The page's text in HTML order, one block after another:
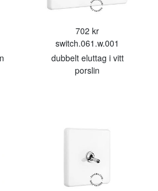
702 kr
switch.061.w.001
dubbelt eluttag i vitt
porslin